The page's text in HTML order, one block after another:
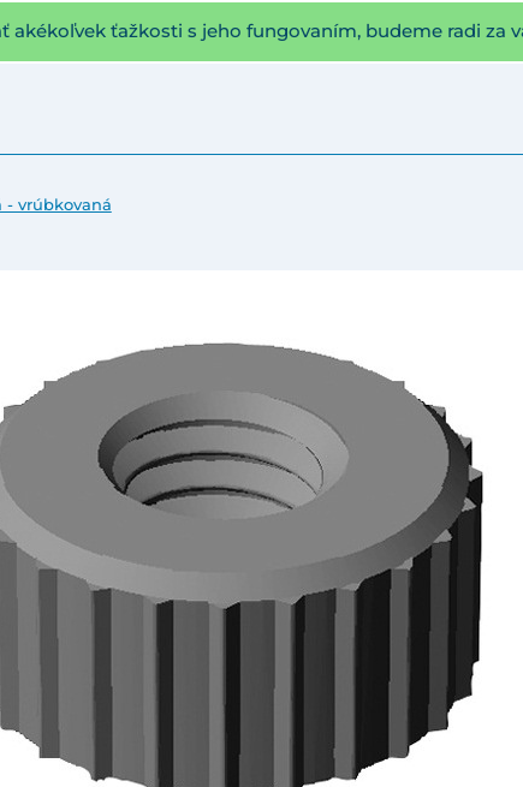
akékoľvek ťažkosti s jeho fungovaním, budeme radi za
- vrúbkovaná